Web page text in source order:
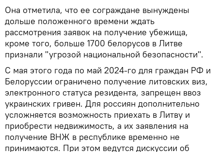
Она отметила, что ее сограждане вынуждены
дольше положенного времени ждать
рассмотрения заявок на получение убежища,
кроме того, больше 1700 белорусов в Литве
признали "угрозой национальной безопасности".
С мая этого года по май 2024-го для граждан РФ и
Белоруссии ограничено получение литовских виз,
электронного статуса резидента, запрещен ввоз
украинских гривен. Для россиян дополнительно
усложняется возможность приехать в Литву и
приобрести недвижимость, а их заявления на
получение ВНЖ в республике временно не
принимаются. При этом ведутся дискуссии об